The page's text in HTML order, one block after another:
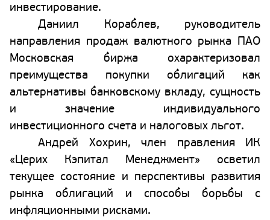
инвестирование.
Даниил Кораблев, руководитель
направления продаж валютного рынка ПАО
Московская биржа охарактеризовал
преимущества покупки облигаций как
альтернативы банковскому вкладу, сущность
и значение индивидуального
инвестиционного счета и налоговых льгот.
Андрей Хохрин, член правления ИК
«Церих Кэпитал Менеджмент» осветил
текущее состояние и перспективы развития
рынка облигаций и способы борьбы с
инфляционными рисками.